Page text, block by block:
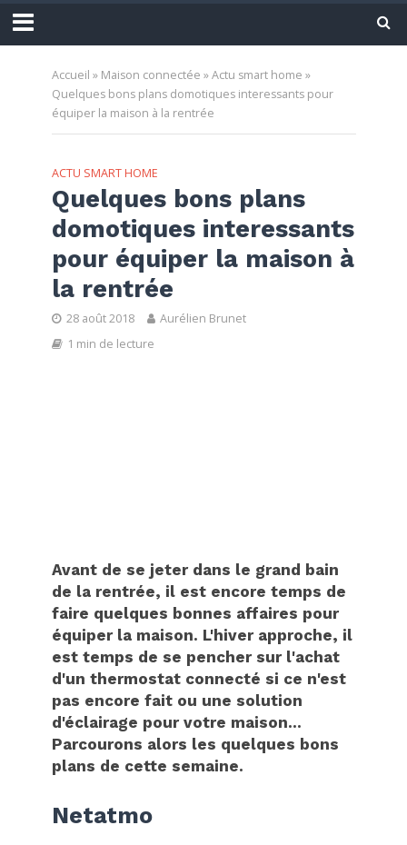
Accueil » Maison connectée »Actu smart home »
Quelques bons plans domotiques interessants pour
équiper la maison à la rentrée
ACTU SMART HOME
Quelques bons plans
domotiques interessants
pour équiper la maison à
la rentrée
28 août 2018
Aurélien Brunet
1 min de lecture
Avant de se jeter dans le grand bain
de la rentrée, il est encore temps de
faire quelques bonnes affaires pour
équiper la maison. L'hiver approche, il
est temps de se pencher sur l'achat
d'un thermostat connecté si ce n'est
pas encore fait ou une solution
d'éclairage pour votre maison...
Parcourons alors les quelques bons
plans de cette semaine.
Netatmo